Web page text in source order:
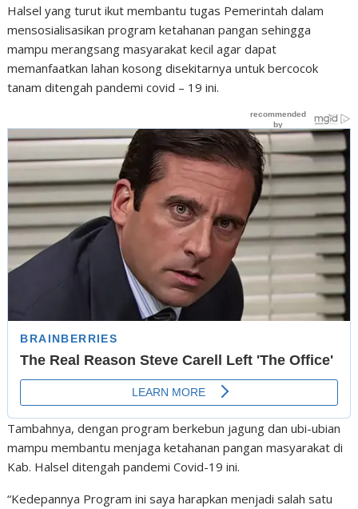
Halsel yang turut ikut membantu tugas Pemerintah dalam
mensosialisasikan program ketahanan pangan sehingga
mampu merangsang masyarakat kecil agar dapat
memanfaatkan lahan kosong disekitarnya untuk bercocok
tanam ditengah pandemi covid – 19 ini.
Tambahnya, dengan program berkebun jagung dan ubi-ubian
mampu membantu menjaga ketahanan pangan masyarakat di
Kab. Halsel ditengah pandemi Covid-19 ini.
“Kedepannya Program ini saya harapkan menjadi salah satu